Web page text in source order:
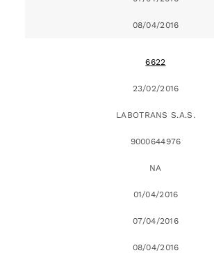
08/04/2016
6622
23/02/2016
LABOTRANS S.A.S.
9000644976
NA
01/04/2016
07/04/2016
08/04/2016